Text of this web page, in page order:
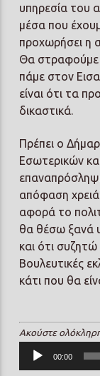
υπηρεσία του
μέσα που
προχωρήσει η
Θα στραφούμε
πάμε στον
είναι ότι τα
δικαστικά.
Πρέπει ο
Εσωτερικών
απόφαση
αφορά το
θα θέσω ξανά
και ότι
Βουλευτικές
κάτι που θα
Ακούστε
Πρόγραμμα
00:00